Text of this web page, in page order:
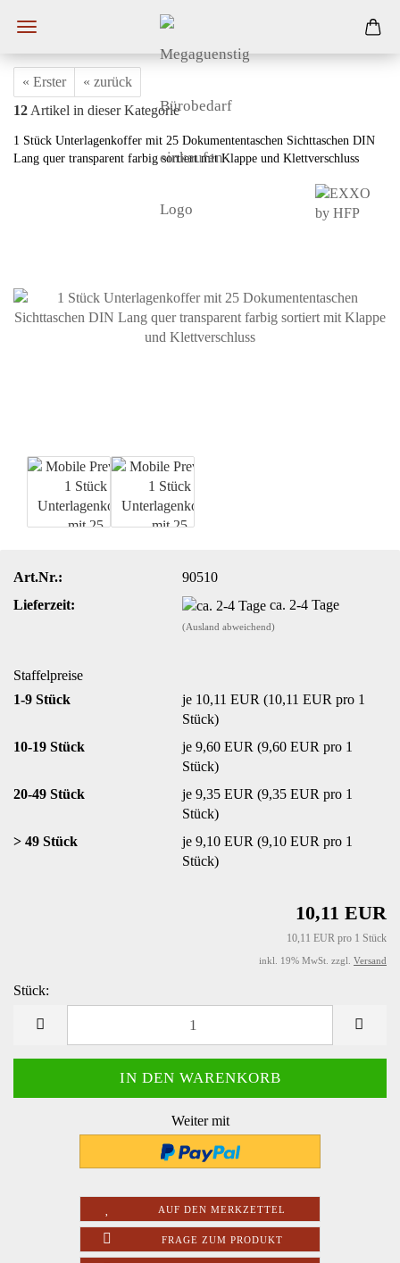
« Erster
« zurück
12 Artikel in dieser Kategorie
1 Stück Unterlagenkoffer mit 25 Dokumententaschen Sichttaschen DIN
Lang quer transparent farbig sortiert mit Klappe und Klettverschluss
Art.Nr.:
90510
Lieferzeit:
ca. 2-4 Tage
(Ausland abweichend)
Staffelpreise
1-9 Stück
je 10,11 EUR (10,11 EUR pro 1
Stück)
10-19 Stück
je 9,60 EUR (9,60 EUR pro 1
Stück)
20-49 Stück
je 9,35 EUR (9,35 EUR pro 1
Stück)
> 49 Stück
je 9,10 EUR (9,10 EUR pro 1
Stück)
10,11 EUR
10,11 EUR pro 1 Stück
inkl. 19% MwSt. zzgl. Versand
Stück:
Weiter mit
AUF DEN MERKZETTEL
FRAGE ZUM PRODUKT